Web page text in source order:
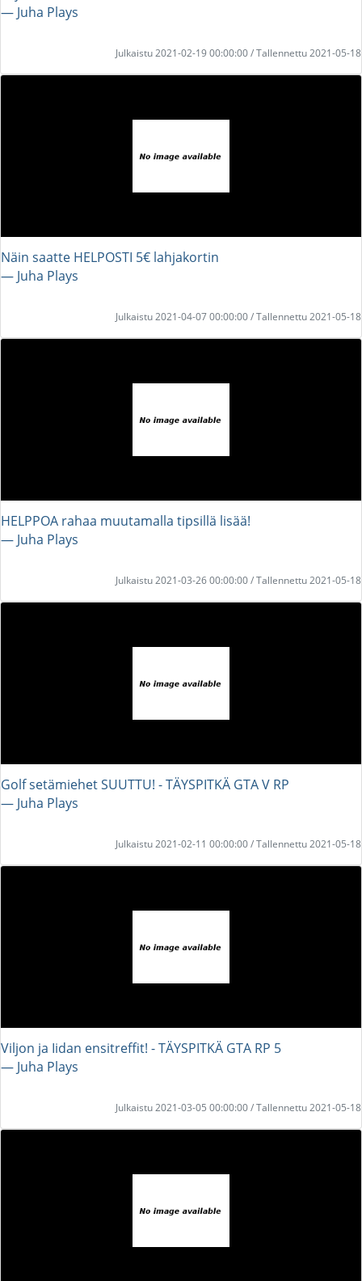
― Juha Plays
Julkaistu 2021-02-19 00:00:00 / Tallennettu 2021-05-18
Näin saatte HELPOSTI 5€ lahjakortin
― Juha Plays
Julkaistu 2021-04-07 00:00:00 / Tallennettu 2021-05-18
HELPPOA rahaa muutamalla tipsillä lisää!
― Juha Plays
Julkaistu 2021-03-26 00:00:00 / Tallennettu 2021-05-18
Golf setämiehet SUUTTU! - TÄYSPITKÄ GTA V RP
― Juha Plays
Julkaistu 2021-02-11 00:00:00 / Tallennettu 2021-05-18
Viljon ja Iidan ensitreffit! - TÄYSPITKÄ GTA RP 5
― Juha Plays
Julkaistu 2021-03-05 00:00:00 / Tallennettu 2021-05-18